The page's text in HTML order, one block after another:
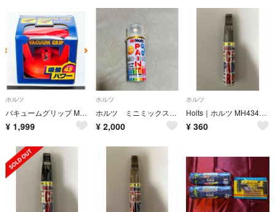
ホルツ
バキュームグリップ MH-3951
¥ 1,999
ホルツ
ホルツ ミニミックス スプレー D6S
¥ 2,000
ホルツ
Holts｜ホルツ MH4344 タッチペン ホンダ NH583M ニューボーグ
¥ 360